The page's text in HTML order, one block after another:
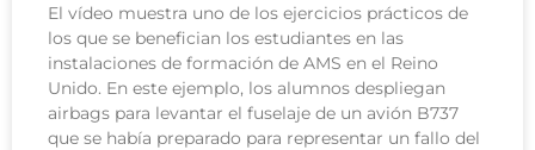
El vídeo muestra uno de los ejercicios prácticos de
los que se benefician los estudiantes en las
instalaciones de formación de AMS en el Reino
Unido. En este ejemplo, los alumnos despliegan
airbags para levantar el fuselaje de un avión B737
que se había preparado para representar un fallo del